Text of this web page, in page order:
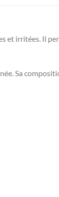
et irritées. Il
Sa